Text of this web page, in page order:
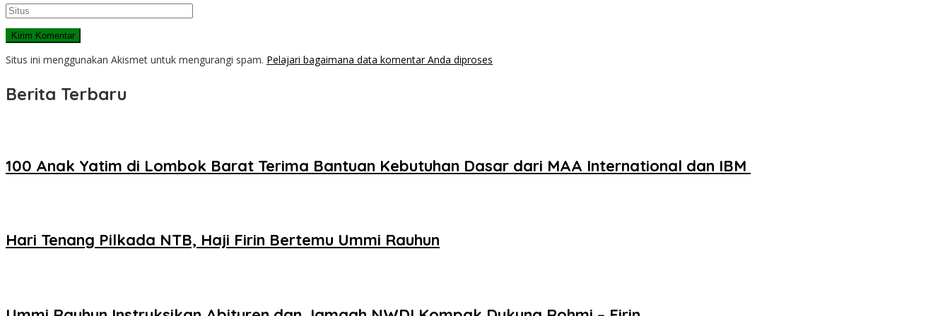
Situs ini menggunakan Akismet untuk mengurangi spam. Pelajari bagaimana data komentar Anda diproses
Berita Terbaru
100 Anak Yatim di Lombok Barat Terima Bantuan Kebutuhan Dasar dari MAA International dan IBM
Hari Tenang Pilkada NTB, Haji Firin Bertemu Ummi Rauhun